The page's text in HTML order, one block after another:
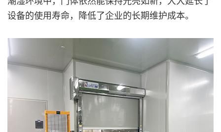
设备的使用寿命，降低了企业的长期维护成本。